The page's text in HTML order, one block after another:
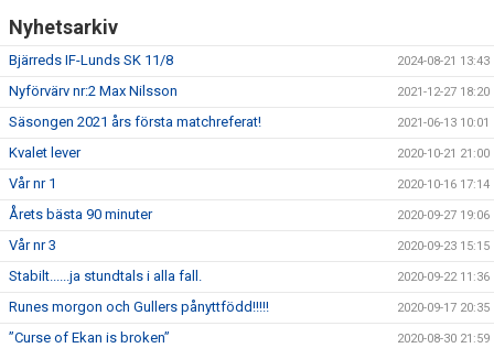
Nyhetsarkiv
Bjärreds IF-Lunds SK 11/8 2024-08-21 13:43
Nyförvärv nr:2 Max Nilsson 2021-12-27 18:20
Säsongen 2021 års första matchreferat! 2021-06-13 10:01
Kvalet lever 2020-10-21 21:00
Vår nr 1 2020-10-16 17:14
Årets bästa 90 minuter 2020-09-27 19:06
Vår nr 3 2020-09-23 15:15
Stabilt......ja stundtals i alla fall. 2020-09-22 11:36
Runes morgon och Gullers pånyttfödd!!!!! 2020-09-17 20:35
”Curse of Ekan is broken” 2020-08-30 21:59